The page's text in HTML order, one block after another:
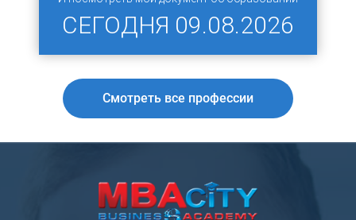
СЕГОДНЯ 09.08.2026
Смотреть все профессии